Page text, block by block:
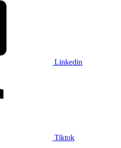
Linkedin
Tiktok